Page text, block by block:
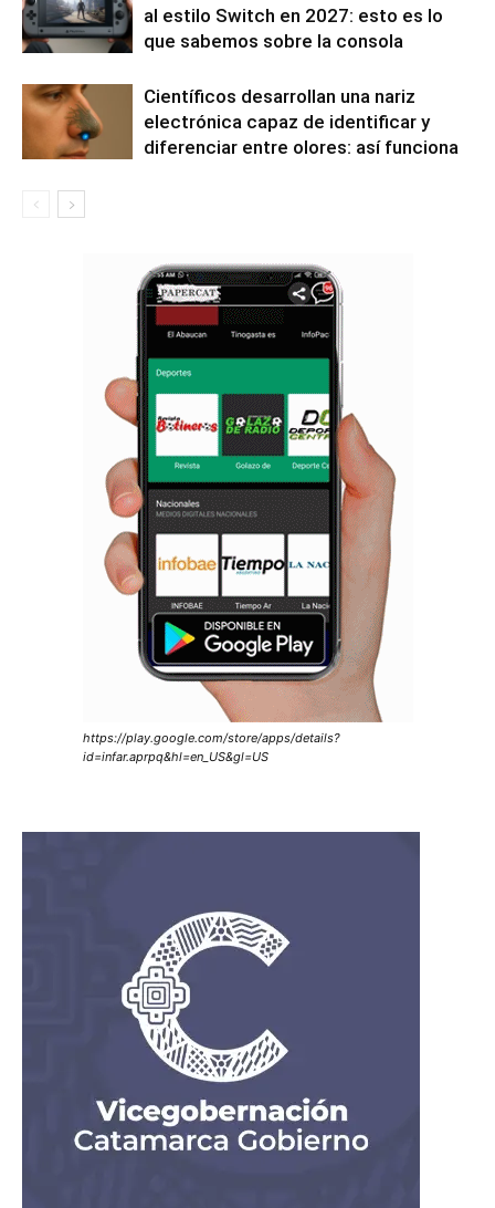
al estilo Switch en 2027: esto es lo
que sabemos sobre la consola
Científicos desarrollan una nariz
electrónica capaz de identificar y
diferenciar entre olores: así funciona
https://play.google.com/store/apps/details?
id=infar.aprpq&hl=en_US&gl=US